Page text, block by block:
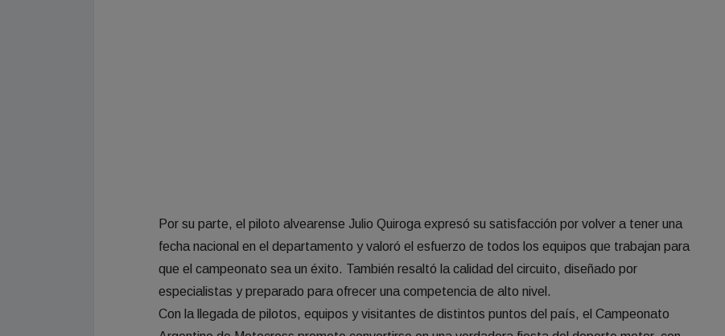
Por su parte, el piloto alvearense Julio Quiroga expresó su satisfacción por volver a tener una
fecha nacional en el departamento y valoró el esfuerzo de todos los equipos que trabajan para
que el campeonato sea un éxito. También resaltó la calidad del circuito, diseñado por
especialistas y preparado para ofrecer una competencia de alto nivel.
Con la llegada de pilotos, equipos y visitantes de distintos puntos del país, el Campeonato